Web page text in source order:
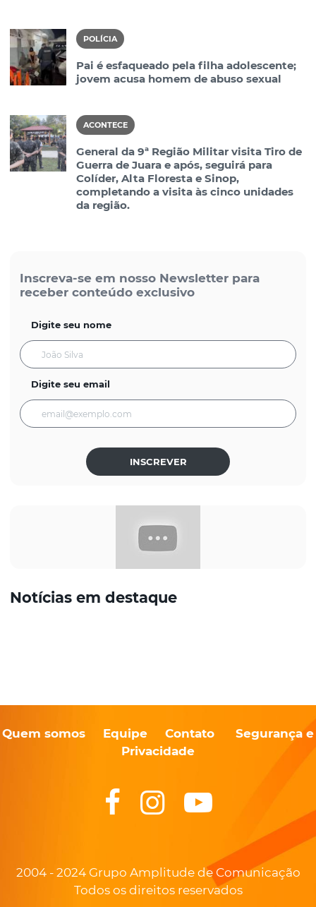
POLÍCIA
Pai é esfaqueado pela filha adolescente;
jovem acusa homem de abuso sexual
ACONTECE
General da 9ª Região Militar visita Tiro de
Guerra de Juara e após, seguirá para
Colíder, Alta Floresta e Sinop,
completando a visita às cinco unidades
da região.
Inscreva-se em nosso Newsletter para
receber conteúdo exclusivo
Digite seu nome
Digite seu email
INSCREVER
Notícias em destaque
Quem somos Equipe Contato
Segurança e
Privacidade
2004 - 2024 Grupo Amplitude de Comunicação
Todos os direitos reservados